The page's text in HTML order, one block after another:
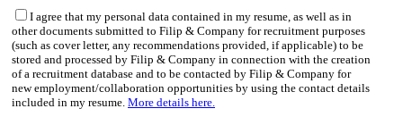
I agree that my personal data contained in my resume, as well as in
other documents submitted to Filip & Company for recruitment purposes
(such as cover letter, any recommendations provided, if applicable) to be
stored and processed by Filip & Company in connection with the creation
of a recruitment database and to be contacted by Filip & Company for
new employment/collaboration opportunities by using the contact details
included in my resume. More details here.